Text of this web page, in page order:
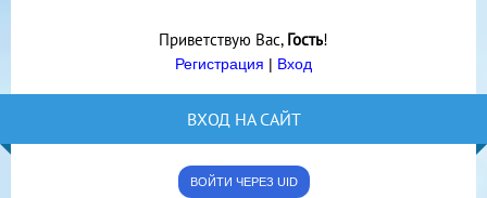
Приветствую Вас, Гость!
Регистрация | Вход
ВХОД НА САЙТ
ВОЙТИ ЧЕРЕЗ UID